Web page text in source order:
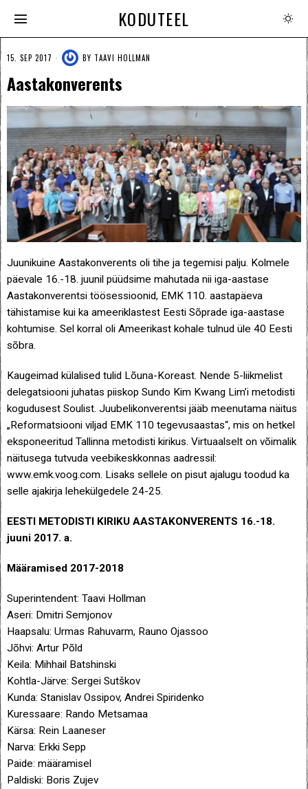
KODUTEEL
15. SEP 2017 BY TAAVI HOLLMAN
Aastakonverents
Juunikuine Aastakonverents oli tihe ja tegemisi palju. Kolmele
päevale 16.-18. juunil püüdsime mahutada nii iga-aastase
Aastakonverentsi töösessioonid, EMK 110. aastapäeva
tähistamise kui ka ameeriklastest Eesti Sõprade iga-aastase
kohtumise. Sel korral oli Ameerikast kohale tulnud üle 40 Eesti
sõbra.
Kaugeimad külalised tulid Lõuna-Koreast. Nende 5-liikmelist
delegatsiooni juhatas piiskop Sundo Kim Kwang Lim’i metodisti
kogudusest Soulist. Juubelikonverentsi jääb meenutama näitus
„Reformatsiooni viljad EMK 110 tegevusaastas“, mis on hetkel
eksponeeritud Tallinna metodisti kirikus. Virtuaalselt on võimalik
näitusega tutvuda veebikeskkonnas aadressil:
www.emk.voog.com. Lisaks sellele on pisut ajalugu toodud ka
selle ajakirja lehekülgedele 24-25.
EESTI METODISTI KIRIKU AASTAKONVERENTS 16.-18.
juuni 2017. a.
Määramised 2017-2018
Superintendent: Taavi Hollman
Aseri: Dmitri Semjonov
Haapsalu: Urmas Rahuvarm, Rauno Ojassoo
Jõhvi: Artur Põld
Keila: Mihhail Batshinski
Kohtla-Järve: Sergei Sutškov
Kunda: Stanislav Ossipov, Andrei Spiridenko
Kuressaare: Rando Metsamaa
Kärsa: Rein Laaneser
Narva: Erkki Sepp
Paide: määramisel
Paldiski: Boris Zujev